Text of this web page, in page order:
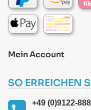
Mein Account
SO ERREICHEN
+49 (0)9122-